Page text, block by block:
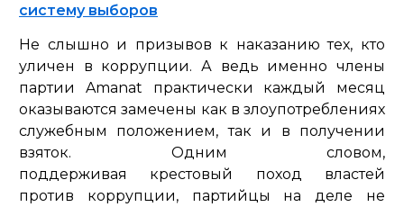
систему выборов
Не слышно и призывов к наказанию тех, кто
уличен в коррупции. А ведь именно члены
партии Amanat практически каждый месяц
оказываются замечены как в злоупотреблениях
служебным положением, так и в получении
взяток. Одним словом,
поддерживая крестовый поход властей
против коррупции, партийцы на деле не